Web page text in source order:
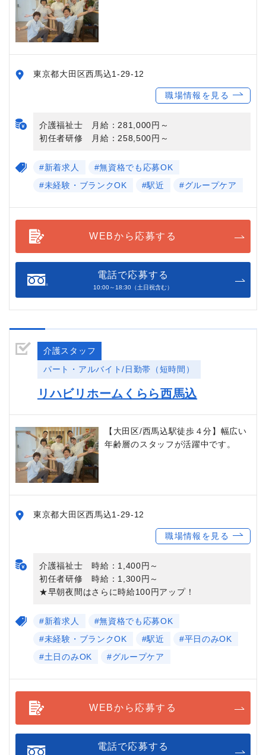
東京都大田区西馬込1-29-12
職場情報を見る
介護福祉士 月給：281,000円～
初任者研修 月給：258,500円～
#新着求人
#無資格でも応募OK
#未経験・ブランクOK
#駅近 #グループケア
WEBから応募する
電話で応募する
10:00～18:30（土日祝含む）
介護スタッフ
パート・アルバイト/日勤帯（短時間）
リハビリホームくらら西馬込
【大田区/西馬込駅徒歩４分】幅広い
年齢層のスタッフが活躍中です。
東京都大田区西馬込1-29-12
職場情報を見る
介護福祉士 時給：1,400円～
初任者研修 時給：1,300円～
★早朝夜間はさらに時給100円アップ！
#新着求人
#無資格でも応募OK
#未経験・ブランクOK
#駅近
#平日のみOK
#土日のみOK
#グループケア
WEBから応募する
電話で応募する